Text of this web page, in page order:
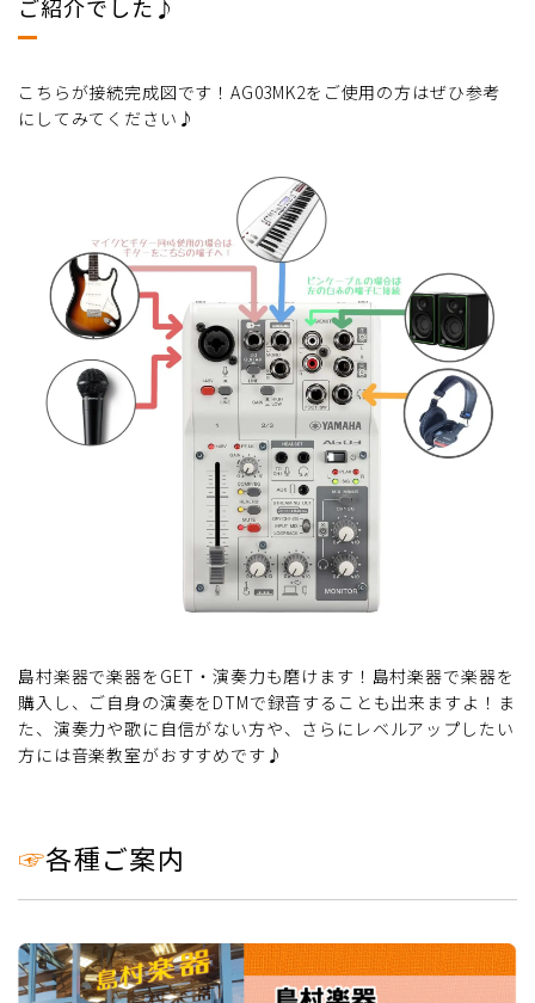
ご紹介でした♪
こちらが接続完成図です！AG03MK2をご使用の方はぜひ参考
にしてみてください♪
島村楽器で楽器をGET・演奏力も磨けます！島村楽器で楽器を
購入し、ご自身の演奏をDTMで録音することも出来ますよ！ま
た、演奏力や歌に自信がない方や、さらにレベルアップしたい
方には音楽教室がおすすめです♪
☞各種ご案内